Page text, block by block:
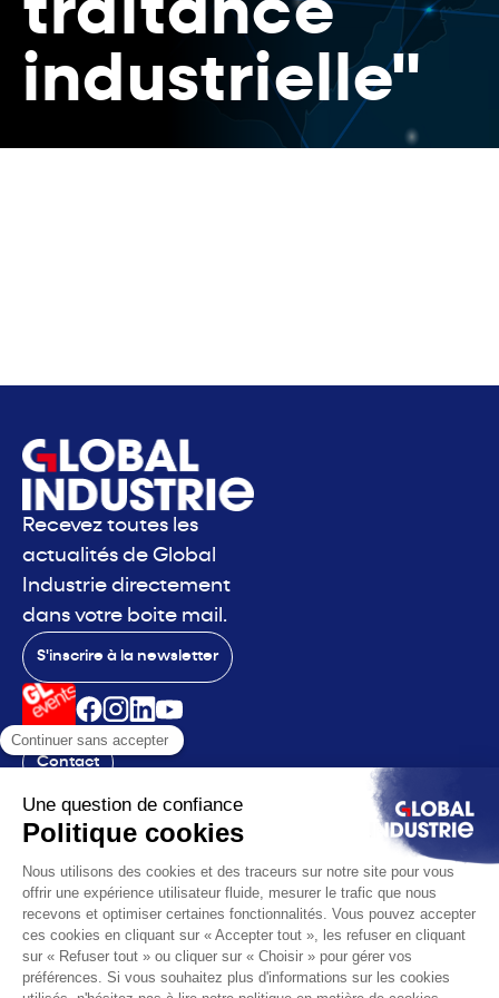
traitance
industrielle"
Recevez toutes les
actualités de Global
Industrie directement
dans votre boite mail.
S'inscrire à la newsletter
Contact
Le salon
La voix
Vous êtes
Les solutions
L'actualité